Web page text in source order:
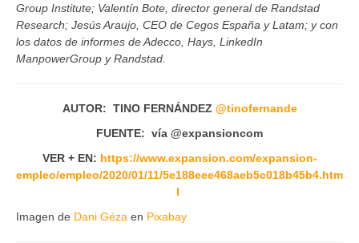
Group Institute; Valentín Bote, director general de Randstad
Research; Jesús Araujo, CEO de Cegos España y Latam; y con
los datos de informes de Adecco, Hays, LinkedIn
ManpowerGroup y Randstad.
AUTOR: TINO FERNÁNDEZ @tinofernande
FUENTE: vía @expansioncom
VER + EN: https://www.expansion.com/expansion-
empleo/empleo/2020/01/11/5e188eee468aeb5c018b45b4.htm
l
Imagen de Dani Géza en Pixabay